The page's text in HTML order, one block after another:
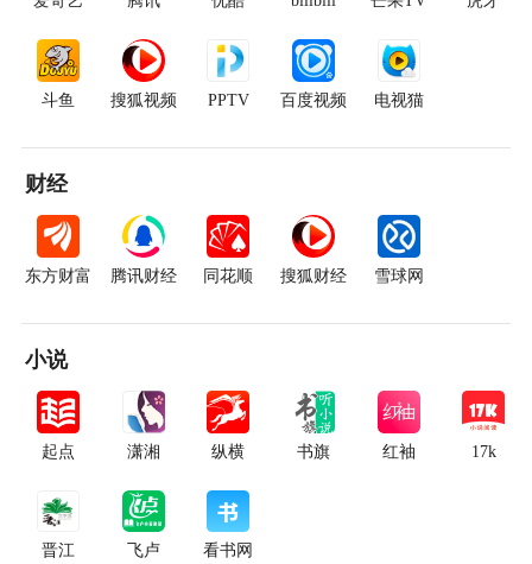
斗鱼 搜狐视频 PPTV 百度视频 电视猫
财经
东方财富 腾讯财经 同花顺 搜狐财经 雪球网
小说
起点 潇湘 纵横 书旗 红袖 17k
晋江 飞卢 看书网